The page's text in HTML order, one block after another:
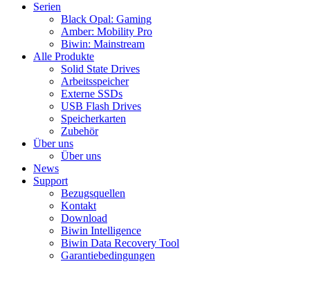
Serien
Black Opal: Gaming
Amber: Mobility Pro
Biwin: Mainstream
Alle Produkte
Solid State Drives
Arbeitsspeicher
Externe SSDs
USB Flash Drives
Speicherkarten
Zubehör
Über uns
Über uns
News
Support
Bezugsquellen
Kontakt
Download
Biwin Intelligence
Biwin Data Recovery Tool
Garantiebedingungen